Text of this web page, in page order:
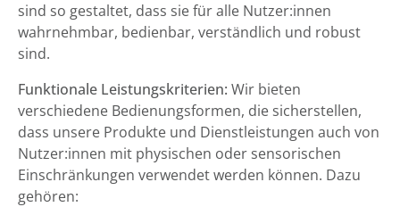
sind so gestaltet, dass sie für alle Nutzer:innen
wahrnehmbar, bedienbar, verständlich und robust
sind.
Funktionale Leistungskriterien: Wir bieten
verschiedene Bedienungsformen, die sicherstellen,
dass unsere Produkte und Dienstleistungen auch von
Nutzer:innen mit physischen oder sensorischen
Einschränkungen verwendet werden können. Dazu
gehören: